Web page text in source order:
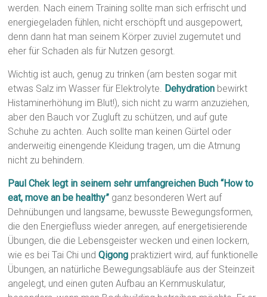
werden. Nach einem Training sollte man sich erfrischt und
energiegeladen fühlen, nicht erschöpft und ausgepowert,
denn dann hat man seinem Körper zuviel zugemutet und
eher für Schaden als für Nutzen gesorgt.
Wichtig ist auch, genug zu trinken (am besten sogar mit
etwas Salz im Wasser für Elektrolyte. Dehydration bewirkt
Histaminerhöhung im Blut!), sich nicht zu warm anzuziehen,
aber den Bauch vor Zugluft zu schützen, und auf gute
Schuhe zu achten. Auch sollte man keinen Gürtel oder
anderweitig einengende Kleidung tragen, um die Atmung
nicht zu behindern.
Paul Chek legt in seinem sehr umfangreichen Buch “How to
eat, move an be healthy” ganz besonderen Wert auf
Dehnübungen und langsame, bewusste Bewegungsformen,
die den Energiefluss wieder anregen, auf energetisierende
Übungen, die die Lebensgeister wecken und einen lockern,
wie es bei Tai Chi undQigong praktiziert wird, auf funktionelle
Übungen, an natürliche Bewegungsabläufe aus der Steinzeit
angelegt, und einen guten Aufbau an Kernmuskulatur,